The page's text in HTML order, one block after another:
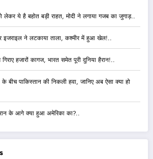
ये है बहोत बड़ी राहत, मोदी ने लगाया गजब का जुगाड़..
इजराइल ने लटकाया ताला, कश्मीर में हुआ खेल!..
हजारों कागज, भारत समेत पूरी दुनिया हैरान!..
के बीच पाकिस्तान की निकली हवा, जानिए अब ऐसा क्या हो
के आगे क्या हुआ अमेरिका का?..